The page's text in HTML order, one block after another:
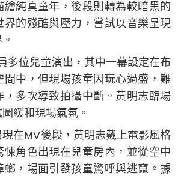
繪純真童年，後段則轉為較暗黑的
界的殘酷與壓力，嘗試以音樂呈現
多位兒童演出，其中一幕設定在布
間中，但現場孩童因玩心過盛，難
，多次導致拍攝中斷。黃明志臨場
緩和現場氣氛。
在MV後段，黃明志戴上電影風格
悚角色出現在兒童房內，並從空中
螂，場面引發孩童驚呼與逃竄。據